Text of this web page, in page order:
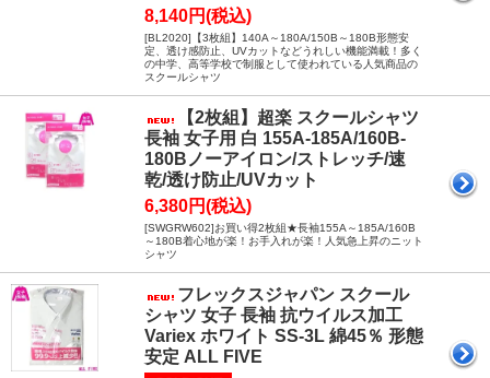
8,140円(税込)
[BL2020]【3枚組】140A～180A/150B～180B形態安
定、透け感防止、UVカットなどうれしい機能満載！多く
の中学、高等学校で制服として使われている人気商品の
スクールシャツ
【2枚組】超楽 スクールシャツ
長袖 女子用 白 155A-185A/160B-
180Bノーアイロン/ストレッチ/速
乾/透け防止/UVカット
6,380円(税込)
[SWGRW602]お買い得2枚組★長袖155A～185A/160B
～180B着心地が楽！お手入れが楽！人気急上昇のニット
シャツ
フレックスジャパン スクール
シャツ 女子 長袖 抗ウイルス加工
Variex ホワイト SS-3L 綿45％ 形態
安定 ALL FIVE